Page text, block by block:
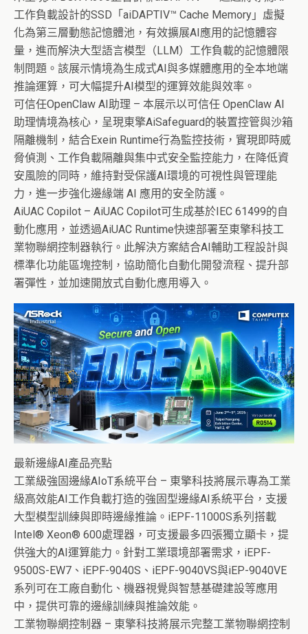
工作負載設計的SSD「aiDAPTIV™ Cache Memory」虛擬
化為第三層動態記憶體池，有效擴展AI應用的記憶體容
量，進而解決大型語言模型（LLM）工作負載的記憶體限
制問題。該展示情境為生成式AI與多媒體應用的全本地端
推論運算，可大幅提升AI模型的運算效能與效率。
可信任OpenClaw AI助理 – 本展示以可信任 OpenClaw AI
助理情境為核心，呈現東擎AiSafeguard的裝置控管與沙箱
隔離機制，結合Exein Runtime行為監控技術，實現即時威
脅偵測、工作負載隔離與集中式安全監控能力，在降低資
安風險的同時，維持對受保護AI環境的可視性與管理能
力，進一步強化邊緣端 AI 應用的安全防護。
AiUAC Copilot – AiUAC Copilot可生成基於IEC 61499的自
動化應用，並透過AiUAC Runtime快速部署至東擎科技工
業物聯網控制器執行。此解決方案結合AI輔助工程設計與
標準化功能區塊控制，協助簡化自動化開發流程、提升部
署彈性，並加速開放式自動化應用導入。
最新邊緣AI產品亮點
工業級強固邊緣AIoT系統平台 – 東擎科技將展示專為工業
級高效能AI工作負載打造的強固型邊緣AI系統平台，支援
大型模型訓練與即時邊緣推論。iEPF-11000S系列搭載
Intel® Xeon® 600處理器，可支援最多四張獨立顯卡，提
供強大的AI運算能力。針對工業環境部署需求，iEPF-
9500S-EW7、iEPF-9040S、iEPF-9040VS與iEP-9040VE
系列可在工廠自動化、機器視覺與智慧基礎建設等應用
中，提供可靠的邊緣訓練與推論效能。
工業物聯網控制器 – 東擎科技將展示完整工業物聯網控制